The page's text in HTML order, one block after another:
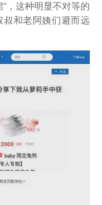
”，这种明显不对等的
和老阿姨们避而远